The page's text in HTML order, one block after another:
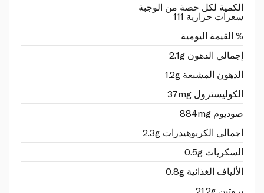
الكمية لكل حصة من الوجبة
سعرات حرارية 111
% القيمة اليومية
إجمالي الدهون 2.1g
الدهون المشبعة 1.2g
الكوليسترول 37mg
صوديوم 884mg
اجمالي الكربوهيدرات 2.3g
السكريات 0.5g
الألياف الغذائية 0.8g
بروتين 21.2g